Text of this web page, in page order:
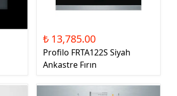
₺ 13,785.00
Profilo FRTA122S Siyah
Ankastre Fırın